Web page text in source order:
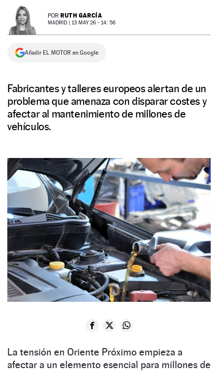
NEWSLETTER POR RUTH GARCÍA
MADRID | 13 MAY 26 - 14: 56
Añadir EL MOTOR en Google
Fabricantes y talleres europeos alertan de un
problema que amenaza con disparar costes y
afectar al mantenimiento de millones de
vehículos.
La tensión en Oriente Próximo empieza a
afectar a un elemento esencial para millones de